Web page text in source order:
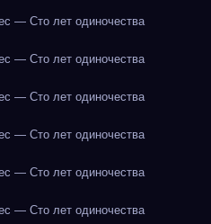
— Сто лет одиночества
— Сто лет одиночества
— Сто лет одиночества
— Сто лет одиночества
— Сто лет одиночества
— Сто лет одиночества